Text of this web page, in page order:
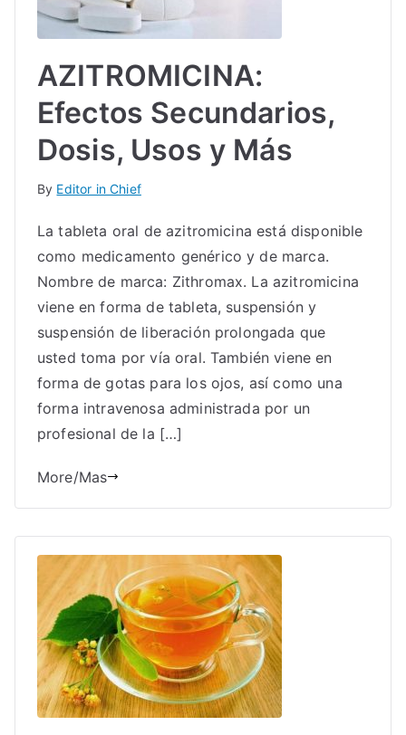
AZITROMICINA:
Efectos Secundarios,
Dosis, Usos y Más
By Editor in Chief
La tableta oral de azitromicina está disponible
como medicamento genérico y de marca.
Nombre de marca: Zithromax. La azitromicina
viene en forma de tableta, suspensión y
suspensión de liberación prolongada que
usted toma por vía oral. También viene en
forma de gotas para los ojos, así como una
forma intravenosa administrada por un
profesional de la […]
More/Mas